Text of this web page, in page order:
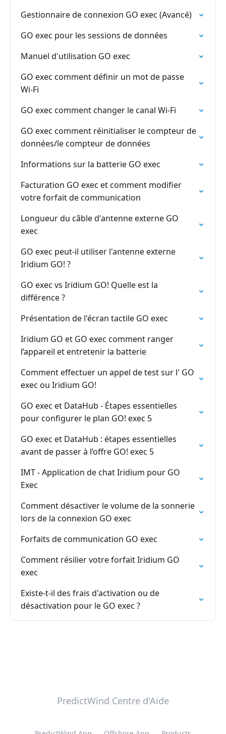
Gestionnaire de connexion GO exec (Avancé)
GO exec pour les sessions de données
Manuel d'utilisation GO exec
GO exec comment définir un mot de passe
Wi-Fi
GO exec comment changer le canal Wi-Fi
GO exec comment réinitialiser le compteur de
données/le compteur de données
Informations sur la batterie GO exec
Facturation GO exec et comment modifier
votre forfait de communication
Longueur du câble d'antenne externe GO
exec
GO exec peut-il utiliser l'antenne externe
Iridium GO! ?
GO exec vs Iridium GO! Quelle est la
différence ?
Présentation de l'écran tactile GO exec
Iridium GO et GO exec comment ranger
l’appareil et entretenir la batterie
Comment effectuer un appel de test sur l' GO
exec ou Iridium GO!
GO exec et DataHub - Étapes essentielles
pour configurer le plan GO! exec 5
GO exec et DataHub : étapes essentielles
avant de passer à l’offre GO! exec 5
IMT - Application de chat Iridium pour GO
Exec
Comment désactiver le volume de la sonnerie
lors de la connexion GO exec
Forfaits de communication GO exec
Comment résilier votre forfait Iridium GO
exec
Existe-t-il des frais d'activation ou de
désactivation pour le GO exec ?
PredictWind Centre d'Aide